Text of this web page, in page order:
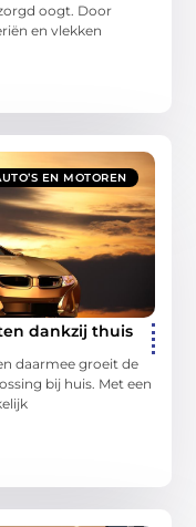
oogt. Door
en vlekken
EN MOTOREN
dankzij thuis
daarmee groeit de
bij huis. Met een